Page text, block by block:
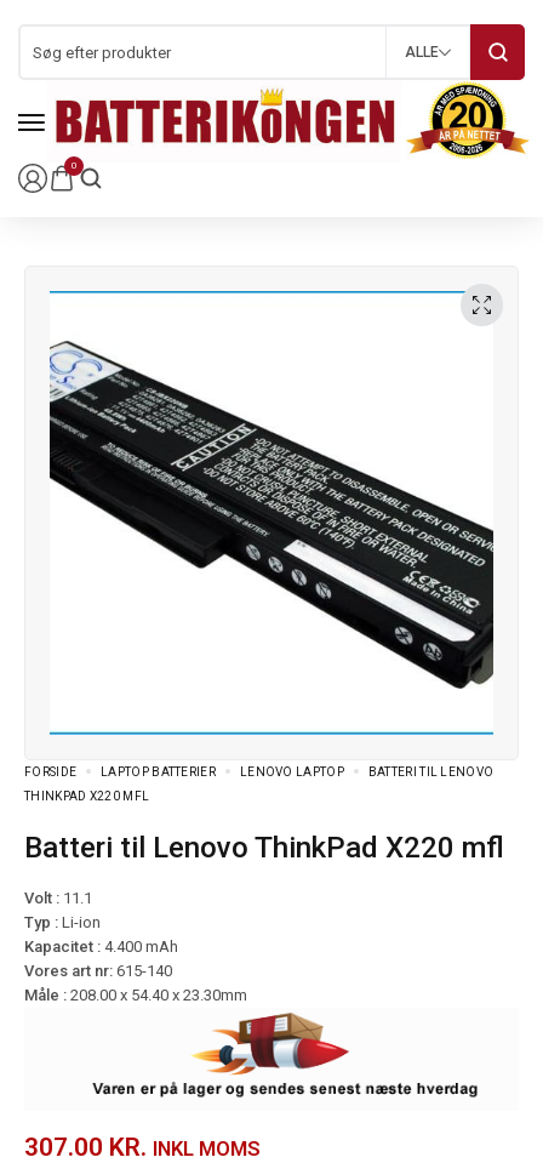
0
ALLE
FORSIDE LAPTOP BATTERIER LENOVO LAPTOP
BATTERI TIL LENOVO
THINKPAD X220 MFL
Batteri til Lenovo ThinkPad X220 mfl
Volt : 11.1
Typ : Li-ion
Kapacitet : 4.400 mAh
Vores art nr: 615-140
Måle : 208.00 x 54.40 x 23.30mm
307.00 KR. INKL MOMS